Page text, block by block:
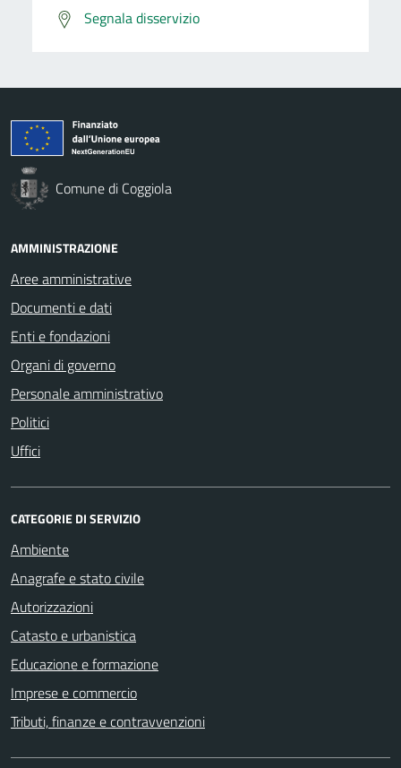
Segnala disservizio
Comune di Coggiola
AMMINISTRAZIONE
Aree amministrative
Documenti e dati
Enti e fondazioni
Organi di governo
Personale amministrativo
Politici
Uffici
CATEGORIE DI SERVIZIO
Ambiente
Anagrafe e stato civile
Autorizzazioni
Catasto e urbanistica
Educazione e formazione
Imprese e commercio
Tributi, finanze e contravvenzioni